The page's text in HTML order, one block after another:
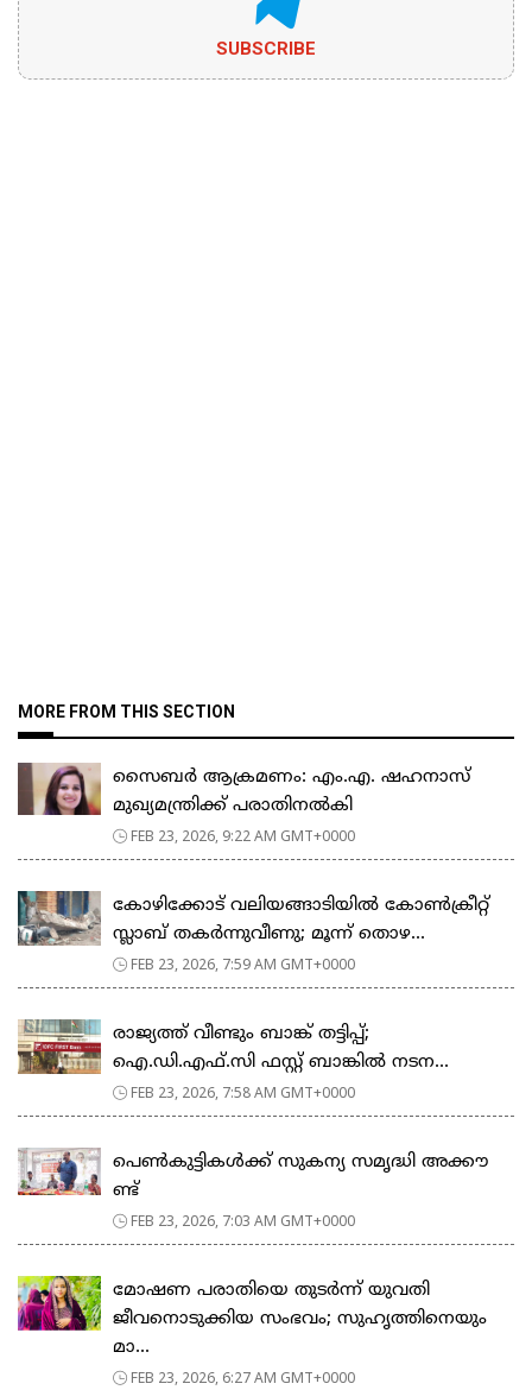
SUBSCRIBE
MORE FROM THIS SECTION
സൈബർ ആക്രമണം: എം.എ. ഷഹനാസ്
മുഖ്യമന്ത്രിക്ക് പരാതിനൽകി
FEB 23, 2026, 9:22 AM GMT+0000
കോഴിക്കോട് വലിയങ്ങാടിയിൽ കോൺക്രീറ്റ്
സ്ലാബ് തകർന്നുവീണു; മൂന്ന് തൊഴ...
FEB 23, 2026, 7:59 AM GMT+0000
രാജ്യത്ത് വീണ്ടും ബാങ്ക് തട്ടിപ്പ്;
ഐ.ഡി.എഫ്.സി ഫസ്റ്റ് ബാങ്കിൽ നടന...
FEB 23, 2026, 7:58 AM GMT+0000
പെ​ൺ​കു​ട്ടി​ക​ൾ​ക്ക് സു​ക​ന്യ സ​മൃ​ദ്ധി അ​ക്കൗ​
ണ്ട്
FEB 23, 2026, 7:03 AM GMT+0000
മോഷണ പരാതിയെ തുടര്‍ന്ന് യുവതി
ജീവനൊടുക്കിയ സംഭവം; സുഹൃത്തിനെയും
മാ...
FEB 23, 2026, 6:27 AM GMT+0000